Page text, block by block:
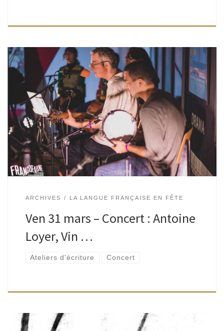
2 minutes 50… c’est le temps moyen d’une chanson…
Première partieLes participant·e·s aux ateliers menés par
Antoine Loyer durant 2 mois partagent leurs œuvrettes de
bonne facture !› les élèves […]
ARCHIVES LA LANGUE FRANÇAISE EN FÊTE
Ven 31 mars – Concert : Antoine
Loyer, Vin …
Ateliers d'écriture Concert